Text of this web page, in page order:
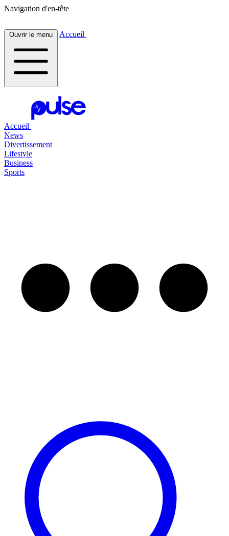
Navigation d'en-tête
Ouvrir le menu Accueil
Accueil
News
Divertissement
Lifestyle
Business
Sports